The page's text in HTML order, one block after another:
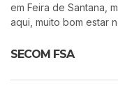
em Feira de Santana,
aqui, muito bom estar
SECOM FSA